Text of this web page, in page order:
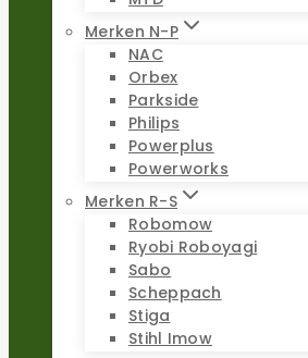
Merken N-P
NAC
Orbex
Parkside
Philips
Powerplus
Powerworks
Merken R-S
Robomow
Ryobi Roboyagi
Sabo
Scheppach
Stiga
Stihl Imow